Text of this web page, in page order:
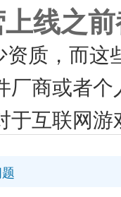
线之
资质，而
厂商或者
于互联网